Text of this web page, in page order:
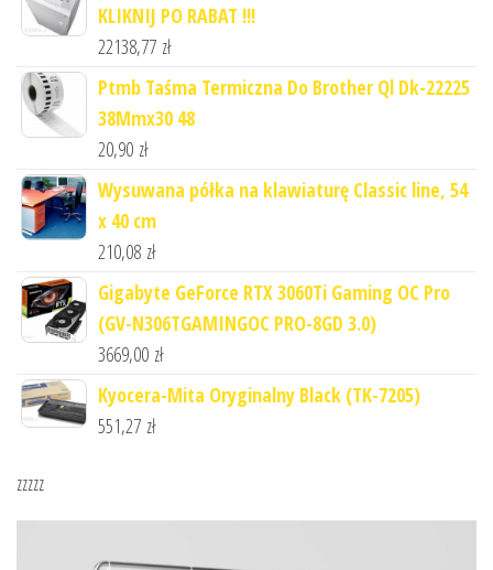
KLIKNIJ PO RABAT !!!
22138,77 zł
Ptmb Taśma Termiczna Do Brother Ql Dk-22225
38Mmx30 48
20,90 zł
Wysuwana półka na klawiaturę Classic line, 54
x 40 cm
210,08 zł
Gigabyte GeForce RTX 3060Ti Gaming OC Pro
(GV-N306TGAMINGOC PRO-8GD 3.0)
3669,00 zł
Kyocera-Mita Oryginalny Black (TK-7205)
551,27 zł
zzzzz